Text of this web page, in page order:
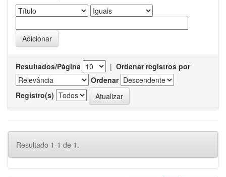
Resultados/Página | Ordenar registros por
Ordenar
Registro(s)
Resultado 1-1 de 1.